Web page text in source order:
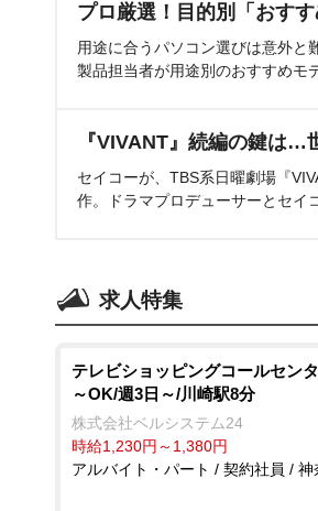
プロ厳選！目的別「おす
用途に合うパソコン選びは意外と
製品担当者が用途別のおすすめモ
『VIVANT』続編の鍵は…
セイコーが、TBS系日曜劇場『
作。ドラマプロデューサーとセイ
求人特集
テレビショッピングコールセン
～OK/週3日～/川崎駅8分
株式会社ベルシステム24
時給1,230円～1,380円
アルバイト・パート / 契約社員 / 神